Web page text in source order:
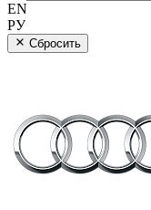
EN
РУ
Сбросить